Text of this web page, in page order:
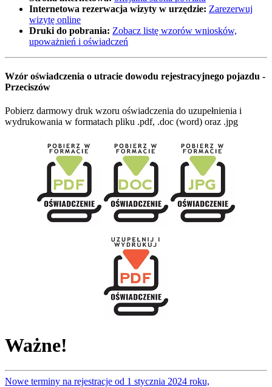
Internetowa rezerwacja wizyty w urzędzie: Zarezerwuj
wizytę online
Druki do pobrania: Zobacz listę wzorów wniosków,
upoważnień i oświadczeń
Wzór oświadczenia o utracie dowodu rejestracyjnego pojazdu -
Przeciszów
Pobierz darmowy druk wzoru oświadczenia do uzupełnienia i
wydrukowania w formatach pliku .pdf, .doc (word) oraz .jpg
Ważne!
Nowe terminy na rejestracje od 1 stycznia 2024 roku,